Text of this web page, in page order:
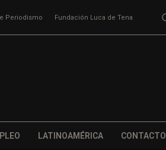
Periodismo Fundación Luca de Tena
LATINOAMÉRICA CONTACTO